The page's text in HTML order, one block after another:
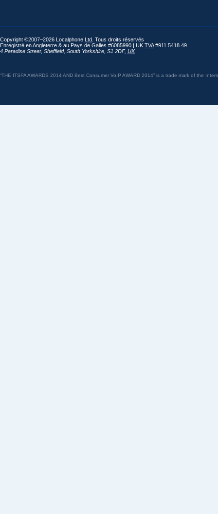
Copyright ©2007–2026 Localphone Ltd . Tous droits réservés
Enregistré en Angleterre & au Pays de Galles #6085990 | UK TVA#911 5418 49
4 Paradise Street, Sheffield, South Yorkshire S1 2DF, UK
“THE ITSPA AWARDS 2014 AND Best Consumer VoIP AWARD 2014” is a trade mark of the